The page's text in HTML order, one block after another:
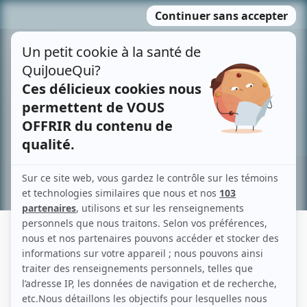
MENU
contenu
Recherche avancée »
DOUGLAS JACKSON
Liens
Fiche de Douglas Jackson sur Showbizz.net